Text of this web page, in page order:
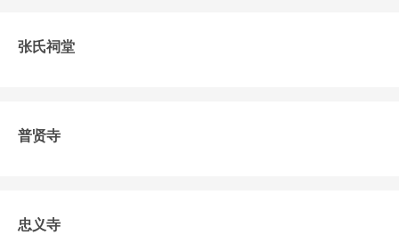
张氏祠堂
普贤寺
忠义寺